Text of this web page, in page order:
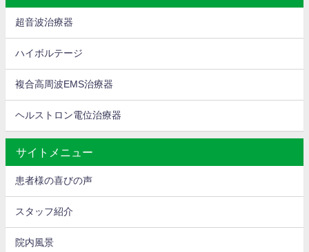
超音波治療器
ハイボルテージ
複合高周波EMS治療器
ヘルストロン電位治療器
サイトメニュー
患者様の喜びの声
スタッフ紹介
院内風景